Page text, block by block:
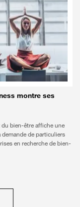
montre ses
du bien-être affiche une
demande de particuliers
en recherche de bien-